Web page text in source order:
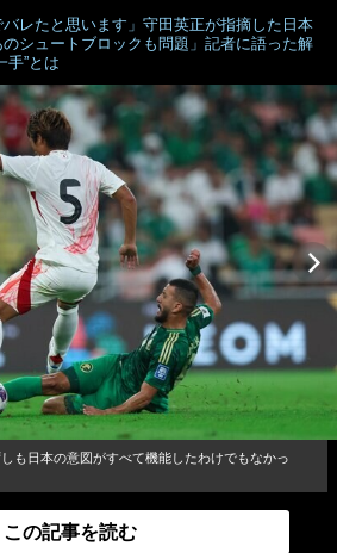
バレたと思います」守田英正が指摘した日本
シュートブロックも問題」記者に語った解
手”とは
も日本の意図がすべて機能したわけでもなかっ
この記事を読む